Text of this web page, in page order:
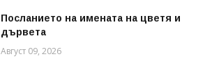
Посланието на имената на цветя и
дървета
Август 09, 2026